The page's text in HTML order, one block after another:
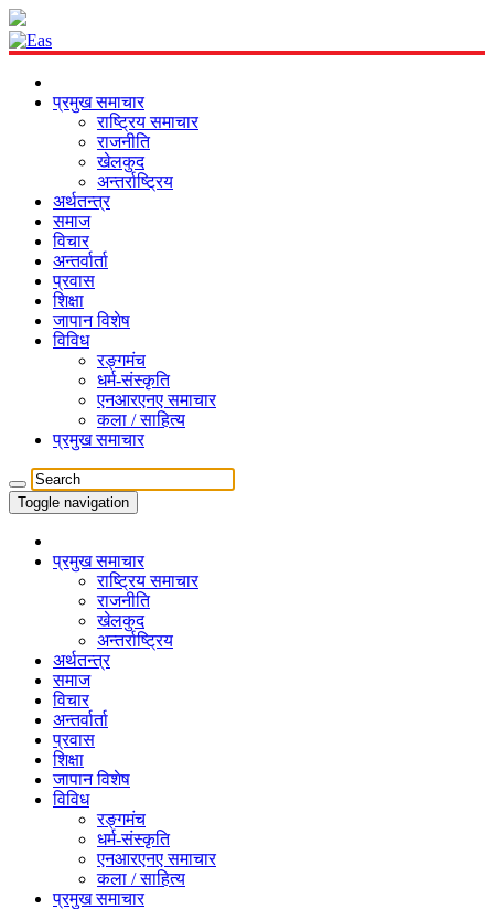
प्रमुख समाचार
राष्ट्रिय समाचार
राजनीति
खेलकुद
अन्तर्राष्ट्रिय
अर्थतन्त्र
समाज
विचार
अन्तर्वार्ता
प्रवास
शिक्षा
जापान विशेष
विविध
रङ्गमंच
धर्म-संस्कृति
एनआरएनए समाचार
कला / साहित्य
प्रमुख समाचार
Toggle navigation
प्रमुख समाचार
राष्ट्रिय समाचार
राजनीति
खेलकुद
अन्तर्राष्ट्रिय
अर्थतन्त्र
समाज
विचार
अन्तर्वार्ता
प्रवास
शिक्षा
जापान विशेष
विविध
रङ्गमंच
धर्म-संस्कृति
एनआरएनए समाचार
कला / साहित्य
प्रमुख समाचार